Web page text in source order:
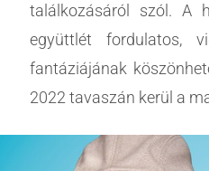
találkozásáról szól. A
együttlét fordulatos,
fantáziájának
2022 tavaszán kerül a